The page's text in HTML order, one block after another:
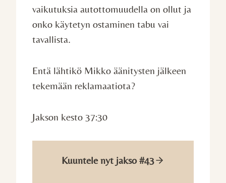
vaikutuksia autottomuudella on ollut ja
onko käytetyn ostaminen tabu vai
tavallista.
Entä lähtikö Mikko äänitysten jälkeen
tekemään reklamaatiota?
Jakson kesto 37:30
Kuuntele nyt jakso #43